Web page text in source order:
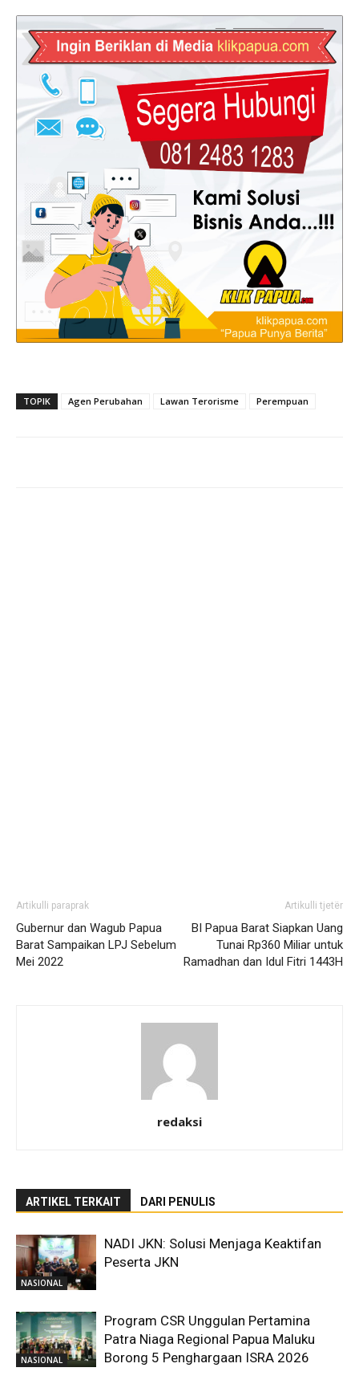
TOPIK Agen Perubahan Lawan Terorisme Perempuan
Artikulli paraprak
Gubernur dan Wagub Papua
Barat Sampaikan LPJ Sebelum
Mei 2022
Artikulli tjetër
BI Papua Barat Siapkan Uang
Tunai Rp360 Miliar untuk
Ramadhan dan Idul Fitri 1443H
redaksi
ARTIKEL TERKAIT DARI PENULIS
NASIONAL
NADI JKN: Solusi Menjaga Keaktifan
Peserta JKN
NASIONAL
Program CSR Unggulan Pertamina
Patra Niaga Regional Papua Maluku
Borong 5 Penghargaan ISRA 2026